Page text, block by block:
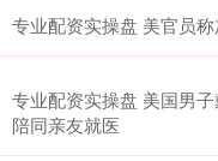
专业配资实操盘 美官员
专业配资实操盘 美国男
陪同亲友就医